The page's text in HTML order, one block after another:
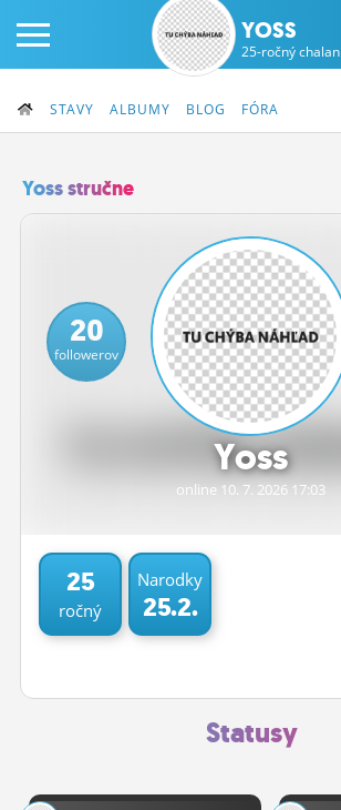
ČINŽIAK
FÓRUM
STATUSY
MÔJ PROFIL
NASTAVENIA
YOSS
25-ročný chalan
STAVY ALBUMY BLOG FÓRA
Yoss stručne
Yoss
online 10. 7. 2026 17:03
20
followerov
25
ročný
Narodky
25.2.
Statusy